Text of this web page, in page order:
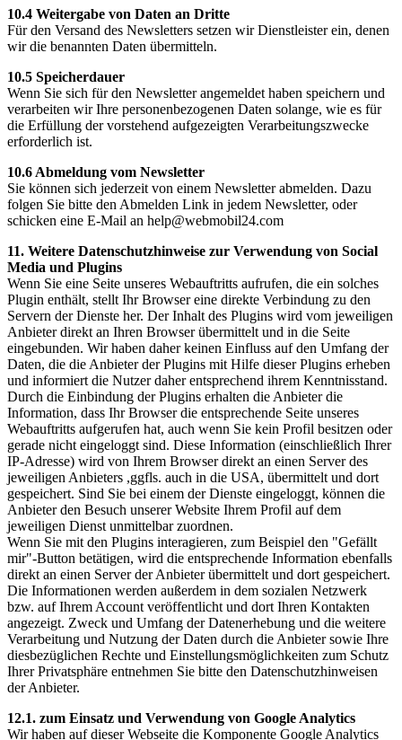
10.4 Weitergabe von Daten an Dritte
Für den Versand des Newsletters setzen wir Dienstleister ein, denen
wir die benannten Daten übermitteln.
10.5 Speicherdauer
Wenn Sie sich für den Newsletter angemeldet haben speichern und
verarbeiten wir Ihre personenbezogenen Daten solange, wie es für
die Erfüllung der vorstehend aufgezeigten Verarbeitungszwecke
erforderlich ist.
10.6 Abmeldung vom Newsletter
Sie können sich jederzeit von einem Newsletter abmelden. Dazu
folgen Sie bitte den Abmelden Link in jedem Newsletter, oder
schicken eine E-Mail an help@webmobil24.com
11. Weitere Datenschutzhinweise zur Verwendung von Social
Media und Plugins
Wenn Sie eine Seite unseres Webauftritts aufrufen, die ein solches
Plugin enthält, stellt Ihr Browser eine direkte Verbindung zu den
Servern der Dienste her. Der Inhalt des Plugins wird vom jeweiligen
Anbieter direkt an Ihren Browser übermittelt und in die Seite
eingebunden. Wir haben daher keinen Einfluss auf den Umfang der
Daten, die die Anbieter der Plugins mit Hilfe dieser Plugins erheben
und informiert die Nutzer daher entsprechend ihrem Kenntnisstand.
Durch die Einbindung der Plugins erhalten die Anbieter die
Information, dass Ihr Browser die entsprechende Seite unseres
Webauftritts aufgerufen hat, auch wenn Sie kein Profil besitzen oder
gerade nicht eingeloggt sind. Diese Information (einschließlich Ihrer
IP-Adresse) wird von Ihrem Browser direkt an einen Server des
jeweiligen Anbieters ,ggfls. auch in die USA, übermittelt und dort
gespeichert. Sind Sie bei einem der Dienste eingeloggt, können die
Anbieter den Besuch unserer Website Ihrem Profil auf dem
jeweiligen Dienst unmittelbar zuordnen.
Wenn Sie mit den Plugins interagieren, zum Beispiel den "Gefällt
mir"-Button betätigen, wird die entsprechende Information ebenfalls
direkt an einen Server der Anbieter übermittelt und dort gespeichert.
Die Informationen werden außerdem in dem sozialen Netzwerk
bzw. auf Ihrem Account veröffentlicht und dort Ihren Kontakten
angezeigt. Zweck und Umfang der Datenerhebung und die weitere
Verarbeitung und Nutzung der Daten durch die Anbieter sowie Ihre
diesbezüglichen Rechte und Einstellungsmöglichkeiten zum Schutz
Ihrer Privatsphäre entnehmen Sie bitte den Datenschutzhinweisen
der Anbieter.
12.1. zum Einsatz und Verwendung von Google Analytics
Wir haben auf dieser Webseite die Komponente Google Analytics